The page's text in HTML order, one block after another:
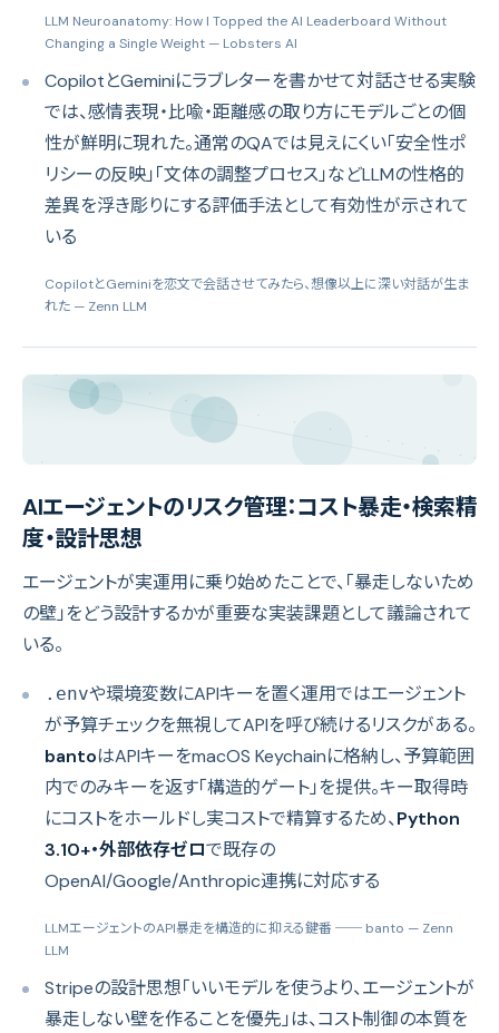
LLM Neuroanatomy: How I Topped the AI Leaderboard Without
Changing a Single Weight — Lobsters AI
CopilotとGeminiにラブレターを書かせて対話させる実験
では、感情表現・比喩・距離感の取り方にモデルごとの個
性が鮮明に現れた。通常のQAでは見えにくい「安全性ポ
リシーの反映」「文体の調整プロセス」などLLMの性格的
差異を浮き彫りにする評価手法として有効性が示されて
いる
CopilotとGeminiを恋文で会話させてみたら、想像以上に深い対話が生ま
れた — Zenn LLM
AIエージェントのリスク管理：コスト暴走・検索精
度・設計思想
エージェントが実運用に乗り始めたことで、「暴走しないため
の壁」をどう設計するかが重要な実装課題として議論されて
いる。
.envや環境変数にAPIキーを置く運用ではエージェント
が予算チェックを無視してAPIを呼び続けるリスクがある。
bantoはAPIキーをmacOS Keychainに格納し、予算範囲
内でのみキーを返す「構造的ゲート」を提供。キー取得時
にコストをホールドし実コストで精算するため、Python
3.10+・外部依存ゼロで既存の
OpenAI/Google/Anthropic連携に対応する
LLMエージェントのAPI暴走を構造的に抑える鍵番 ── banto — Zenn
LLM
Stripeの設計思想「いいモデルを使うより、エージェントが
暴走しない壁を作ることを優先」は、コスト制御の本質を